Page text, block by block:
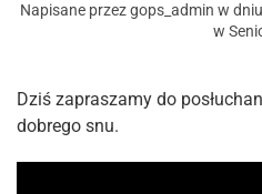
Napisane przezgops_admin w dniu
w
Dziś zapraszamy do
dobrego snu.